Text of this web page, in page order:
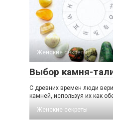
Женские секреты
Выбор камня-
С древних времен люди
камней, используя их как
Женские секреты